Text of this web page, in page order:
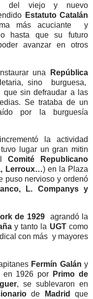
del viejo y nuevo
Estatuto Catalán
más acuciante
y
hasta que su futuro
avanzar en otros
una
República
sino
burguesa,
que sin defraudar a las
Se trataba de un
por la burguesía
la actividad
lugar un gran mitin
Comité Republicano
Lerroux…) en la Plaza
puso nervioso y ordenó
L. Companys y
de 1929
agrandó la
y tanto la UGTcomo
con más y mayores
Fermín Galán y
en 1926 por
Primo de
, se sublevaron en
de Madrid
que